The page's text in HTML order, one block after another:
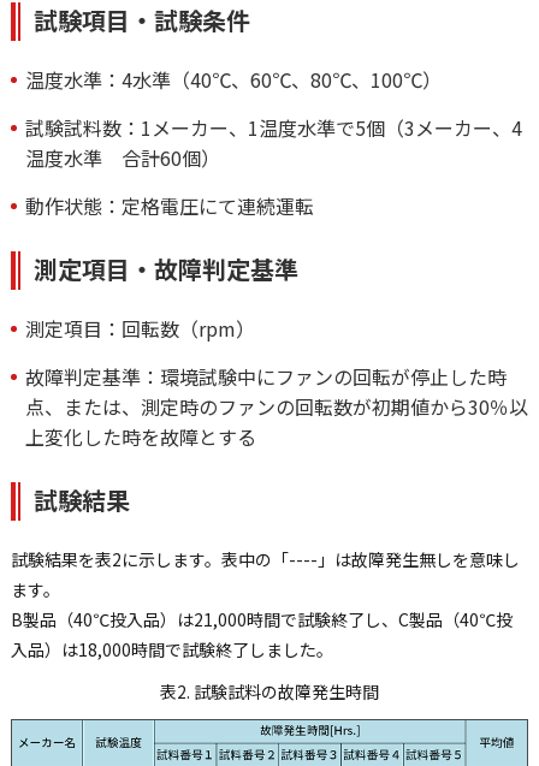
試験項目・試験条件
温度水準：4水準（40℃、60℃、80℃、100℃）
試験試料数：1メーカー、1温度水準で5個（3メーカー、4
温度水準 合計60個）
動作状態：定格電圧にて連続運転
測定項目・故障判定基準
測定項目：回転数（rpm）
故障判定基準：環境試験中にファンの回転が停止した時
点、または、測定時のファンの回転数が初期値から30％以
上変化した時を故障とする
試験結果
試験結果を表2に示します。表中の「----」は故障発生無しを意味し
ます。
B製品（40℃投入品）は21,000時間で試験終了し、C製品（40℃投
入品）は18,000時間で試験終了しました。
表2. 試験試料の故障発生時間